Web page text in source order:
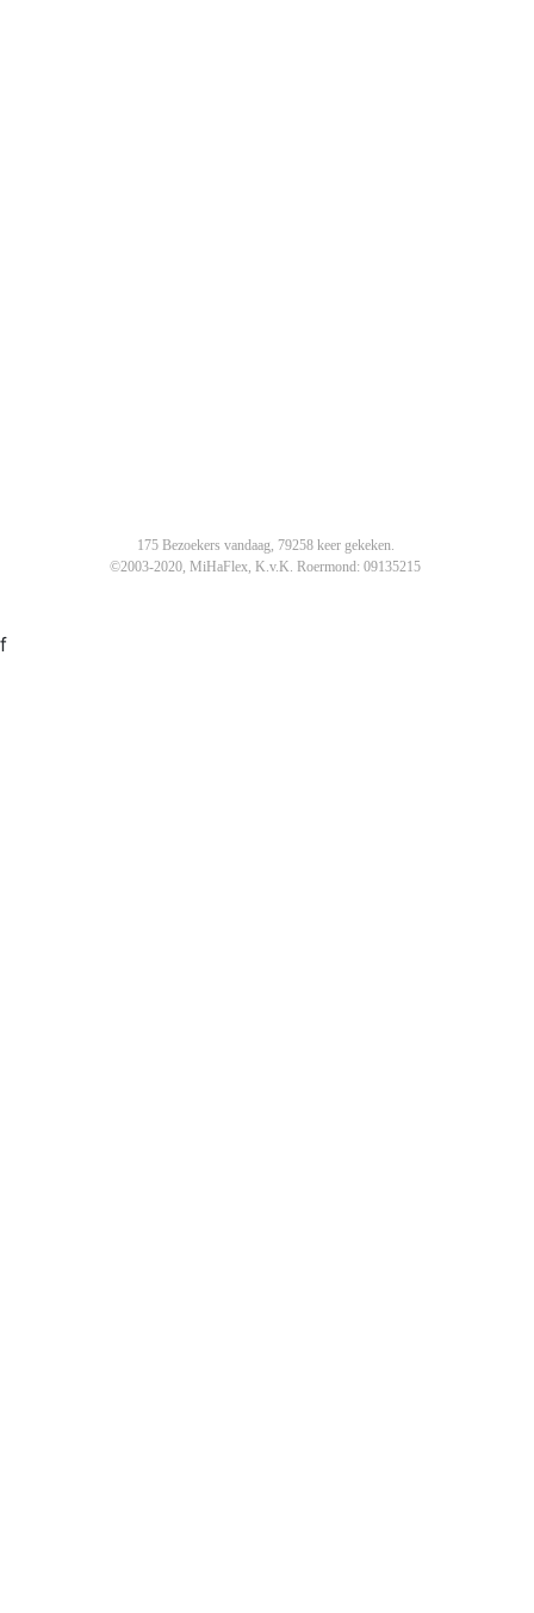
175 Bezoekers vandaag, 79258 keer gekeken.
©2003-2020, MiHaFlex, K.v.K. Roermond: 09135215
f